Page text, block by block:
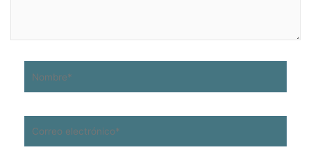
electrónico*